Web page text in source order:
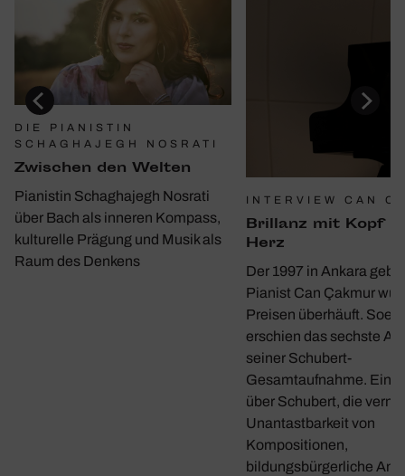
DIE PIANISTIN
SCHAGHAJEGH NOSRATI
Zwischen den Welten
Pianistin Schaghajegh Nosrati
über Bach als inneren Kompass,
kulturelle Prägung und Musik als
Raum des Denkens
INTERVIEW CAN
Bril­lanz mit Kopf
Herz
Der 1997 in Ankara
Pianist Can Çakmur
Preisen überhäuft.
erschien das sechste
seiner Schubert-
Gesamtaufnahme. Ein
über Schubert, die
Unantastbarkeit von
Kompositionen,
bildungsbürgerliche